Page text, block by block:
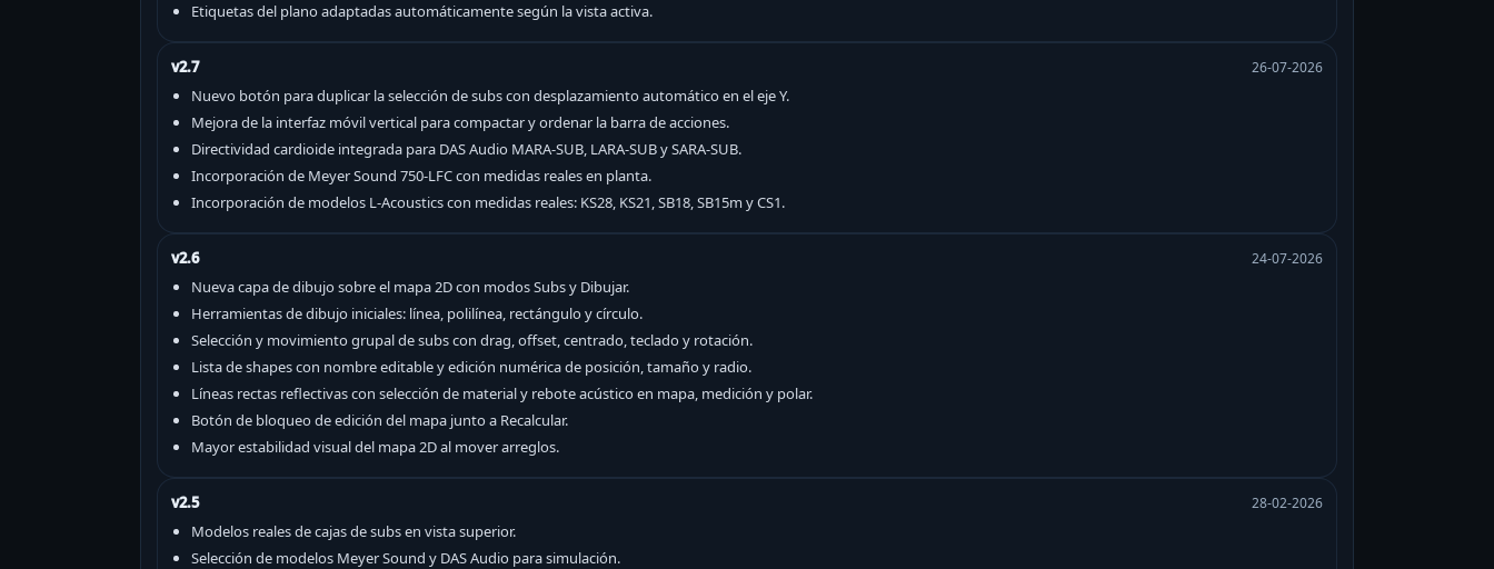
Etiquetas del plano adaptadas automáticamente según la vista activa.
v2.7 26-07-2026
Nuevo botón para duplicar la selección de subs con desplazamiento automático en el eje Y.
Mejora de la interfaz móvil vertical para compactar y ordenar la barra de acciones.
Directividad cardioide integrada para DAS Audio MARA-SUB, LARA-SUB y SARA-SUB.
Incorporación de Meyer Sound 750-LFC con medidas reales en planta.
Incorporación de modelos L-Acoustics con medidas reales: KS28, KS21, SB18, SB15m y CS1.
v2.6 24-07-2026
Nueva capa de dibujo sobre el mapa 2D con modos Subs y Dibujar.
Herramientas de dibujo iniciales: línea, polilínea, rectángulo y círculo.
Selección y movimiento grupal de subs con drag, offset, centrado, teclado y rotación.
Lista de shapes con nombre editable y edición numérica de posición, tamaño y radio.
Líneas rectas reflectivas con selección de material y rebote acústico en mapa, medición y polar.
Botón de bloqueo de edición del mapa junto a Recalcular.
Mayor estabilidad visual del mapa 2D al mover arreglos.
v2.5 28-02-2026
Modelos reales de cajas de subs en vista superior.
Selección de modelos Meyer Sound y DAS Audio para simulación.